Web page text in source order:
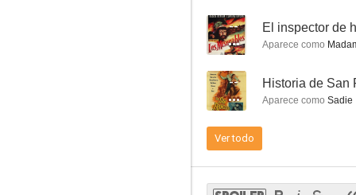
5.0
-- El inspector de
Aparece como
-- Historia de San
Aparece como Sadie
Ver todo